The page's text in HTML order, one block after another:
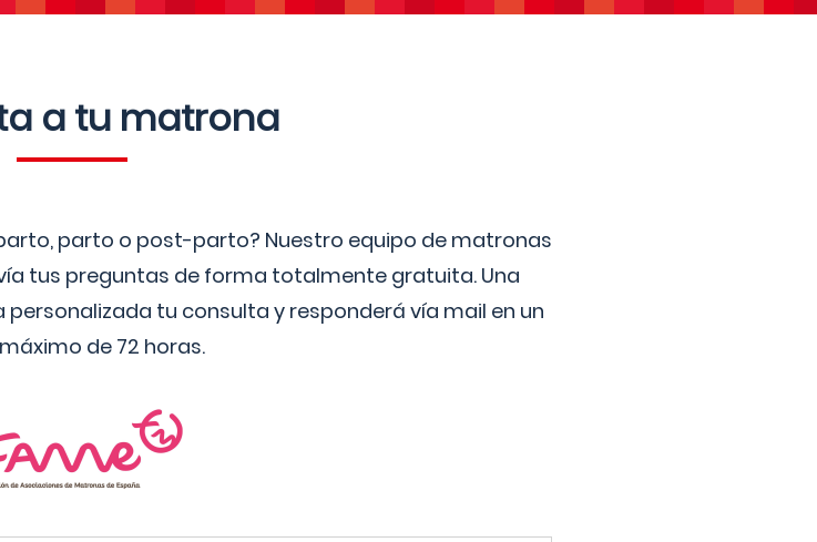
a tu matrona
parto o post-parto? Nuestro equipo de matronas
tus preguntas de forma totalmente gratuita. Una
tu consulta y responderá vía mail en un
de 72 horas.